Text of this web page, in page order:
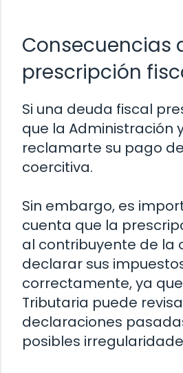
Consecuencias
prescripción
Si una deuda fiscal
que la Administración
reclamarte su pago
coercitiva.
Sin embargo, es
cuenta que la
al contribuyente de la
declarar sus
correctamente, ya
Tributaria puede
declaraciones
posibles